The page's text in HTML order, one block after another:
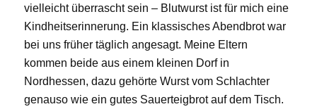
vielleicht überrascht sein – Blutwurst ist für mich eine
Kindheitserinnerung. Ein klassisches Abendbrot war
bei uns früher täglich angesagt. Meine Eltern
kommen beide aus einem kleinen Dorf in
Nordhessen, dazu gehörte Wurst vom Schlachter
genauso wie ein gutes Sauerteigbrot auf dem Tisch.